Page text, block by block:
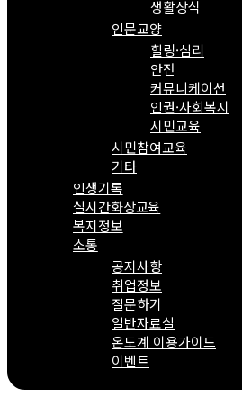
생활상식
인문교양
힐링·심리
안전
커뮤니케이션
인권·사회복지
시민교육
시민참여교육
기타
인생기록
실시간화상교육
복지정보
소통
공지사항
취업정보
질문하기
일반자료실
온도계 이용가이드
이벤트